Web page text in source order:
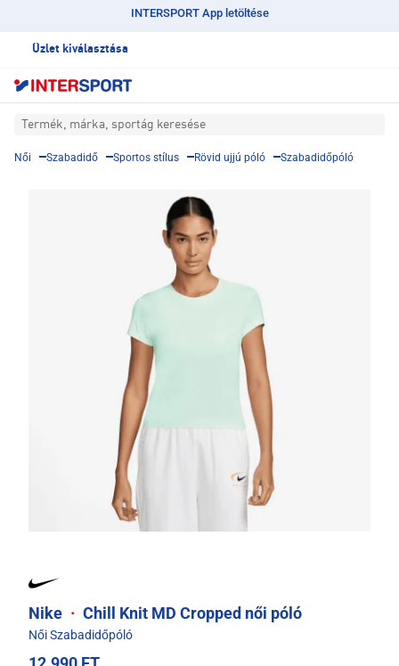
INTERSPORT App letöltése
Üzlet kiválasztása
Termék, márka, sportág keresése
Női Szabadidő Sportos stílus Rövid ujjú póló Szabadidőpóló
Nike · Chill Knit MD Cropped női póló
Női Szabadidőpóló